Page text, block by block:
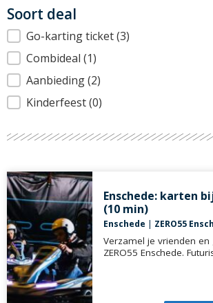
Soort deal
Soort deal
Go-karting ticket(3)
Combideal (1)
Aanbieding(2)
Kinderfeest(0)
Enschede: karten
(10 min)
Enschede | ZERO55
Verzamel je vrienden en
ZERO55 Enschede.